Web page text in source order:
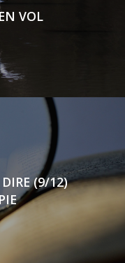
VOL
DIRE (9/12)